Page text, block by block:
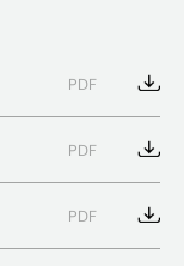
PDF
PDF
PDF